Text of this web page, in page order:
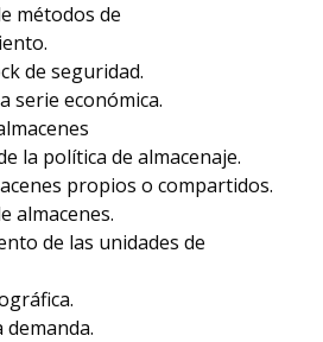
métodos de
de seguridad.
serie económica.
la política de almacenaje.
propios o compartidos.
almacenes.
de las unidades de
demanda.